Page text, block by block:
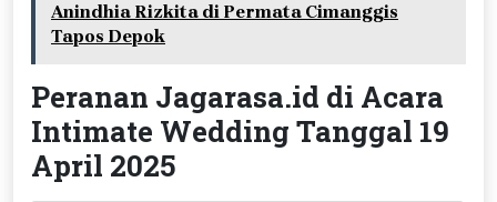
Anindhia Rizkita di Permata Cimanggis
Tapos Depok
Peranan Jagarasa.id di Acara
Intimate Wedding Tanggal 19
April 2025